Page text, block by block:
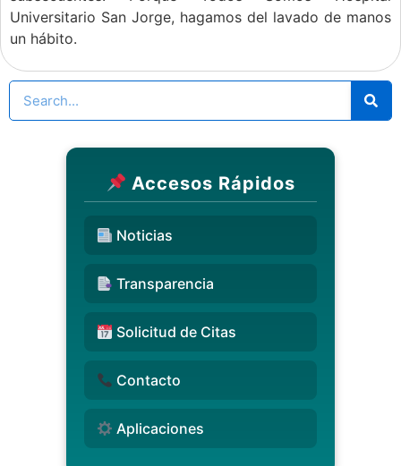
Universitario San Jorge, hagamos del lavado de manos
un hábito.
Accesos Rápidos
Noticias
Transparencia
Solicitud de Citas
Contacto
Aplicaciones